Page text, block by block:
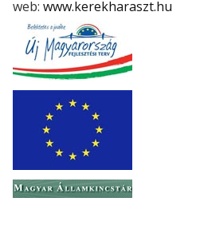
web: www.kerekharaszt.hu